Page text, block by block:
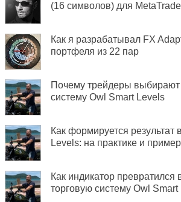
(16 символов) для
Как я разрабатывал FX
портфеля из 22 пар
Почему трейдеры выбирают
систему Owl Smart Levels
Как формируется результат
Levels: на практике и
Как индикатор
торговую систему Owl